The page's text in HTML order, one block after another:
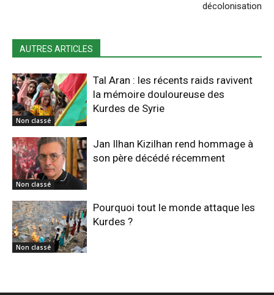
décolonisation
AUTRES ARTICLES
Non classé
Tal Aran : les récents raids ravivent
la mémoire douloureuse des
Kurdes de Syrie
Non classé
Jan Ilhan Kizilhan rend hommage à
son père décédé récemment
Non classé
Pourquoi tout le monde attaque les
Kurdes ?